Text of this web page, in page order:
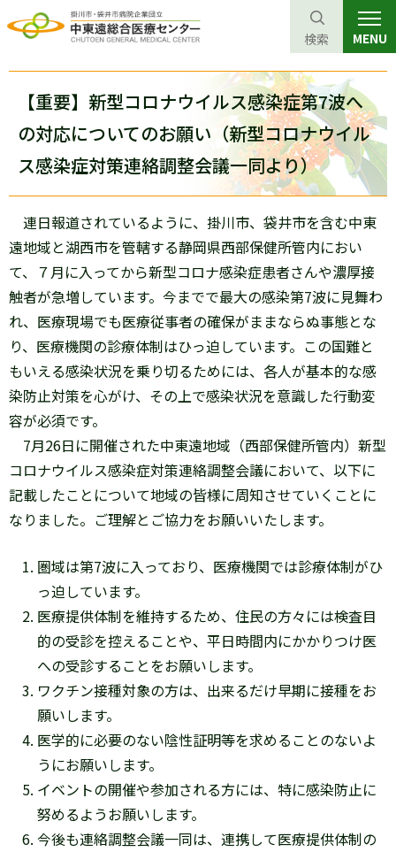
グ
ゲ
ー
シ
ョ
ン
へ
本
ロ
ー
シ
ョ
ン
へ
フ
検索 MENU
【重要】新型コロナウイルス感染症第7波へ
の対応についてのお願い（新型コロナウイル
ス感染症対策連絡調整会議一同より）
連日報道されているように、掛川市、袋井市を含む中東
遠地域と湖西市を管轄する静岡県西部保健所管内におい
て、７月に入ってから新型コロナ感染症患者さんや濃厚接
触者が急増しています。今までで最大の感染第7波に見舞わ
れ、医療現場でも医療従事者の確保がままならぬ事態とな
り、医療機関の診療体制はひっ迫しています。この国難と
もいえる感染状況を乗り切るためには、各人が基本的な感
染防止対策を心がけ、その上で感染状況を意識した行動変
容が必須です。
7月26日に開催された中東遠地域（西部保健所管内）新型
コロナウイルス感染症対策連絡調整会議において、以下に
記載したことについて地域の皆様に周知させていくことに
なりました。ご理解とご協力をお願いいたします。
圏域は第7波に入っており、医療機関では診療体制がひ
っ迫しています。
医療提供体制を維持するため、住民の方々には検査目
的の受診を控えることや、平日時間内にかかりつけ医
への受診することをお願いします。
ワクチン接種対象の方は、出来るだけ早期に接種をお
願いします。
医学的に必要のない陰性証明等を求めることのないよ
うにお願いします。
イベントの開催や参加される方には、特に感染防止に
努めるようお願いします。
今後も連絡調整会議一同は、連携して医療提供体制の